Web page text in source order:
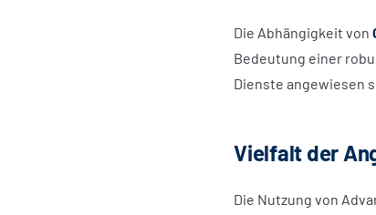
Die Abhängigkeit von
Bedeutung einer
Dienste angewiesen
Vielfalt der
Die Nutzung von